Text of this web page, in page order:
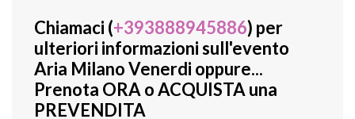
Chiamaci (+393888945886) per
ulteriori informazioni sull'evento
Aria Milano Venerdi oppure...
Prenota ORA o ACQUISTA una
PREVENDITA